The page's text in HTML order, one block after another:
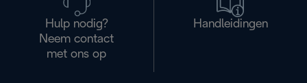
Hulp nodig?
Neem contact
met ons op
Handleidingen